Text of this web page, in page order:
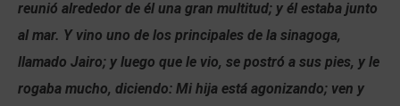
reunió alrededor de él una gran multitud; y él estaba junto
al mar. Y vino uno de los principales de la sinagoga,
llamado Jairo; y luego que le vio, se postró a sus pies, y le
rogaba mucho, diciendo: Mi hija está agonizando; ven y